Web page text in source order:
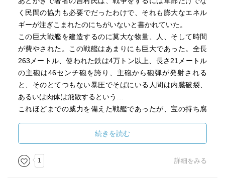
く民間の協力も必要でだったわけで、それも膨大なエネル
ギーが注ぎこまれたのにちがいないと書かれていた。
この巨大戦艦を建造するのに莫大な物量、人、そして時間
が費やされた。この戦艦はあまりにも巨大であった。全長
263メートル、使われた鉄は4万トン以上、長さ21メートル
の主砲は46センチ砲を誇り、主砲から砲弾が発射される
と、そのとてつもない暴圧でそばにいる人間は内臓破裂、
あるいは肉体は飛散するという…
これほどまでの威力を備えた戦艦であったが、宝の持ち腐
分厚い鋼鉄で防御を固め、絶対に沈まないと言われた武蔵
であったが、飛行機からの爆撃や魚雷を数多うけ、沈没し
てしまう。大日本帝国を救うと期待された戦艦であった
続きを読む
1 詳細をみる